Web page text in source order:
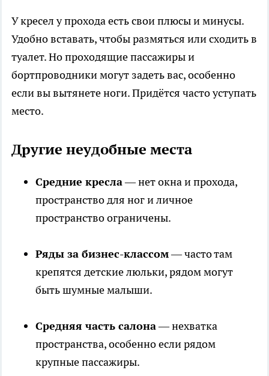
У кресел у прохода есть свои плюсы и минусы.
Удобно вставать, чтобы размяться или сходить в
туалет. Но проходящие пассажиры и
бортпроводники могут задеть вас, особенно
если вы вытянете ноги. Придётся часто уступать
место.
Другие неудобные места
Средние кресла— нет окна и прохода,
пространство для ног и личное
пространство ограничены.
Ряды за бизнес-классом— часто там
крепятся детские люльки, рядом могут
быть шумные малыши.
Средняя часть салона— нехватка
пространства, особенно если рядом
крупные пассажиры.